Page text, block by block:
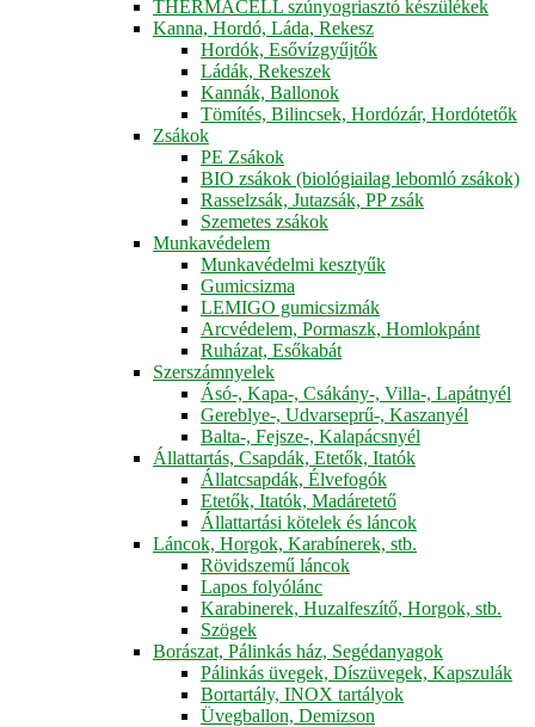
THERMACELL szúnyogriasztó készülékek
Kanna, Hordó, Láda, Rekesz
Hordók, Esővízgyűjtők
Ládák, Rekeszek
Kannák, Ballonok
Tömítés, Bilincsek, Hordózár, Hordótetők
Zsákok
PE Zsákok
BIO zsákok (biológiailag lebomló zsákok)
Rasselzsák, Jutazsák, PP zsák
Szemetes zsákok
Munkavédelem
Munkavédelmi kesztyűk
Gumicsizma
LEMIGO gumicsizmák
Arcvédelem, Pormaszk, Homlokpánt
Ruházat, Esőkabát
Szerszámnyelek
Ásó-, Kapa-, Csákány-, Villa-, Lapátnyél
Gereblye-, Udvarseprű-, Kaszanyél
Balta-, Fejsze-, Kalapácsnyél
Állattartás, Csapdák, Etetők, Itatók
Állatcsapdák, Élvefogók
Etetők, Itatók, Madáretető
Állattartási kötelek és láncok
Láncok, Horgok, Karabínerek, stb.
Rövidszemű láncok
Lapos folyólánc
Karabinerek, Huzalfeszítő, Horgok, stb.
Szögek
Borászat, Pálinkás ház, Segédanyagok
Pálinkás üvegek, Díszüvegek, Kapszulák
Bortartály, INOX tartályok
Üvegballon, Demizson